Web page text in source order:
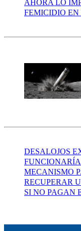
AHORA LO
FEMICIDIO EN
DESALOJOS
MECANISMO
RECUPERAR
SI NO PAGAN